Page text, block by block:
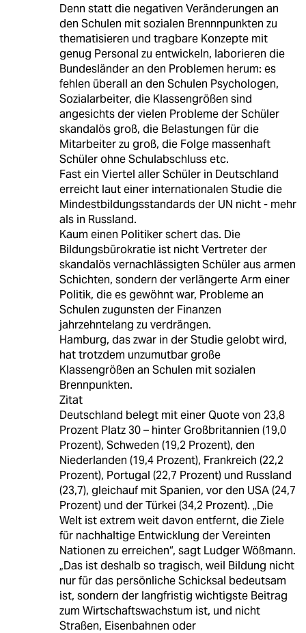
Denn statt die negativen Veränderungen an
den Schulen mit sozialen Brennnpunkten zu
thematisieren und tragbare Konzepte mit
genug Personal zu entwickeln, laborieren die
Bundesländer an den Problemen herum: es
fehlen überall an den Schulen Psychologen,
Sozialarbeiter, die Klassengrößen sind
angesichts der vielen Probleme der Schüler
skandalös groß, die Belastungen für die
Mitarbeiter zu groß, die Folge massenhaft
Schüler ohne Schulabschluss etc.
Fast ein Viertel aller Schüler in Deutschland
erreicht laut einer internationalen Studie die
Mindestbildungsstandards der UN nicht - mehr
als in Russland.
Kaum einen Politiker schert das. Die
Bildungsbürokratie ist nicht Vertreter der
skandalös vernachlässigten Schüler aus armen
Schichten, sondern der verlängerte Arm einer
Politik, die es gewöhnt war, Probleme an
Schulen zugunsten der Finanzen
jahrzehntelang zu verdrängen.
Hamburg, das zwar in der Studie gelobt wird,
hat trotzdem unzumutbar große
Klassengrößen an Schulen mit sozialen
Brennpunkten.
Zitat
Deutschland belegt mit einer Quote von 23,8
Prozent Platz 30 – hinter Großbritannien (19,0
Prozent), Schweden (19,2 Prozent), den
Niederlanden (19,4 Prozent), Frankreich (22,2
Prozent), Portugal (22,7 Prozent) und Russland
(23,7), gleichauf mit Spanien, vor den USA (24,7
Prozent) und der Türkei (34,2 Prozent). „Die
Welt ist extrem weit davon entfernt, die Ziele
für nachhaltige Entwicklung der Vereinten
Nationen zu erreichen“, sagt Ludger Wößmann.
„Das ist deshalb so tragisch, weil Bildung nicht
nur für das persönliche Schicksal bedeutsam
ist, sondern der langfristig wichtigste Beitrag
zum Wirtschaftswachstum ist, und nicht
Straßen, Eisenbahnen oder